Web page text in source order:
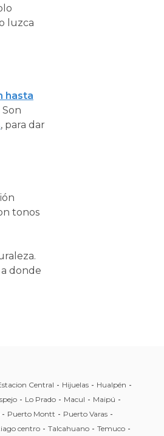
luzca
hasta
Son
, para dar
tonos
donde
Central - Hijuelas - Hualpén -
- Lo Prado - Macul - Maipú -
- Puerto Montt - Puerto Varas -
centro - Talcahuano - Temuco -